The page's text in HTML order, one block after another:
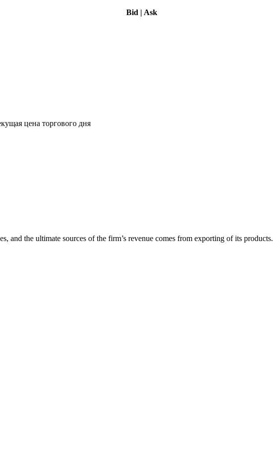
Bid | Ask
цена торгового дня
and the ultimate sources of the firm’s revenue comes from exporting of its products.